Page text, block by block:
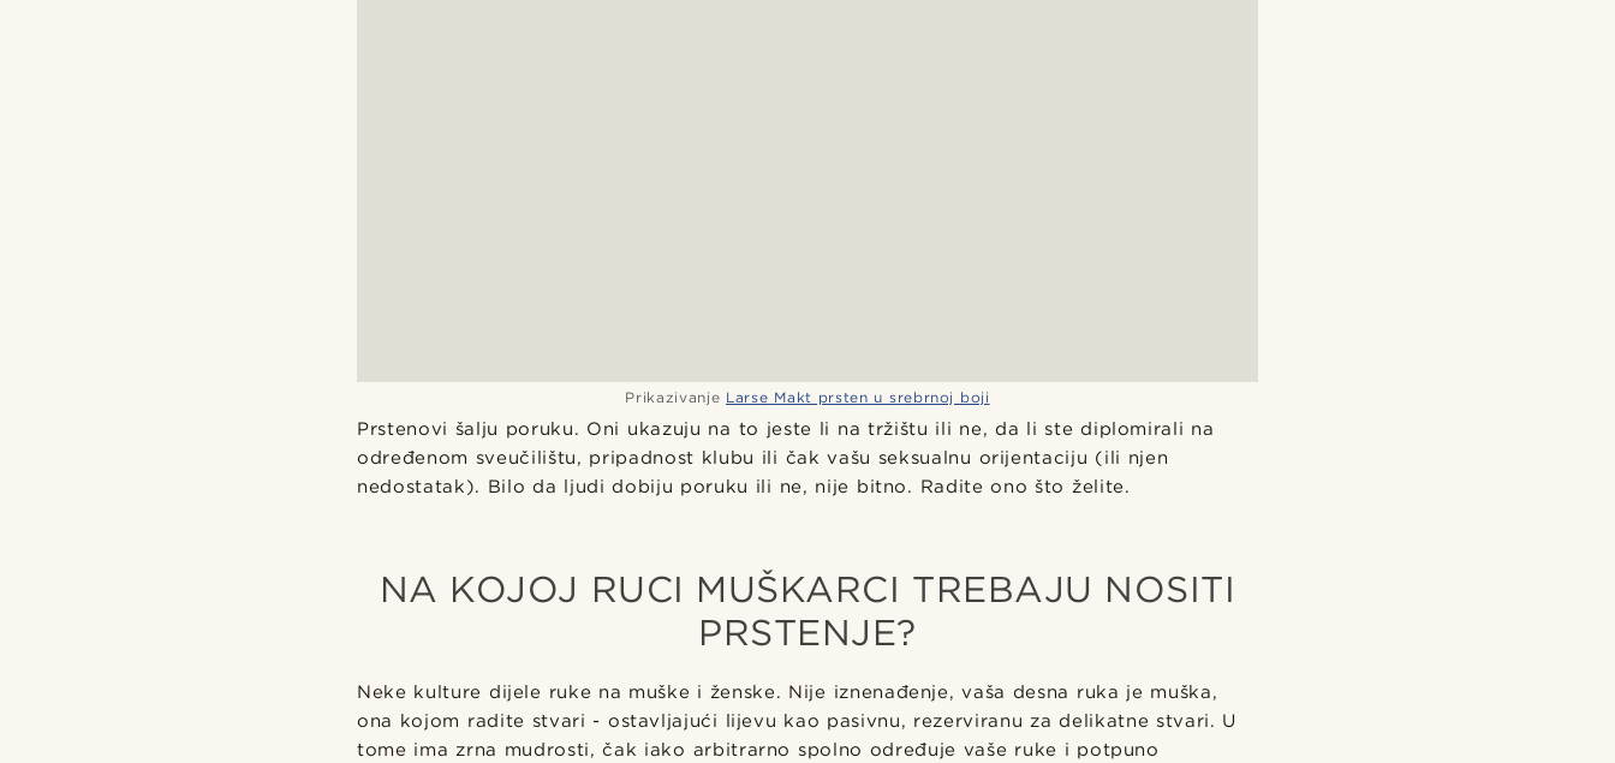
Prikazivanje Larse Makt prsten u srebrnoj boji
Prstenovi šalju poruku. Oni ukazuju na to jeste li na tržištu ili ne, da li ste diplomirali na
određenom sveučilištu, pripadnost klubu ili čak vašu seksualnu orijentaciju (ili njen
nedostatak). Bilo da ljudi dobiju poruku ili ne, nije bitno. Radite ono što želite.
NA KOJOJ RUCI MUŠKARCI TREBAJU NOSITI
PRSTENJE?
Neke kulture dijele ruke na muške i ženske. Nije iznenađenje, vaša desna ruka je muška,
ona kojom radite stvari - ostavljajući lijevu kao pasivnu, rezerviranu za delikatne stvari. U
tome ima zrna mudrosti, čak iako arbitrarno spolno određuje vaše ruke i potpuno